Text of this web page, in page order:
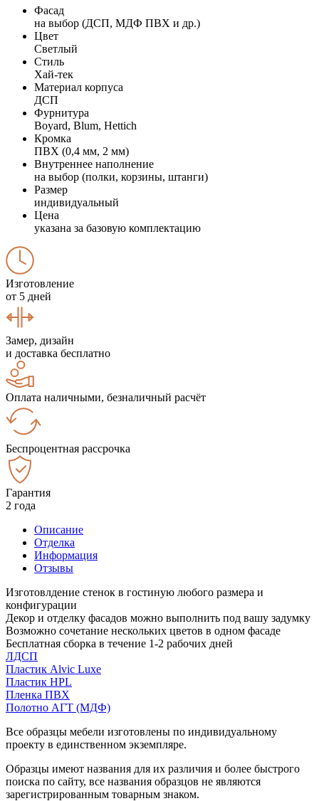
Фасад
на выбор (ДСП, МДФ ПВХ и др.)
Цвет
Светлый
Стиль
Хай-тек
Материал корпуса
ДСП
Фурнитура
Boyard, Blum, Hettich
Кромка
ПВХ (0,4 мм, 2 мм)
Внутреннее наполнение
на выбор (полки, корзины, штанги)
Размер
индивидуальный
Цена
указана за базовую комплектацию
Изготовление
от 5 дней
Замер, дизайн
и доставка бесплатно
Оплата наличными, безналичный расчёт
Беспроцентная рассрочка
Гарантия
2 года
Описание
Отделка
Информация
Отзывы
Изготовлдение стенок в гостиную любого размера и
конфигурации
Декор и отделку фасадов можно выполнить под вашу задумку
Возможно сочетание нескольких цветов в одном фасаде
Бесплатная сборка в течение 1-2 рабочих дней
ЛДСП
Пластик Alvic Luxe
Пластик HPL
Пленка ПВХ
Полотно АГТ (МДФ)
Все образцы мебели изготовлены по индивидуальному
проекту в единственном экземпляре.
Образцы имеют названия для их различия и более быстрого
поиска по сайту, все названия образцов не являются
зарегистрированным товарным знаком.